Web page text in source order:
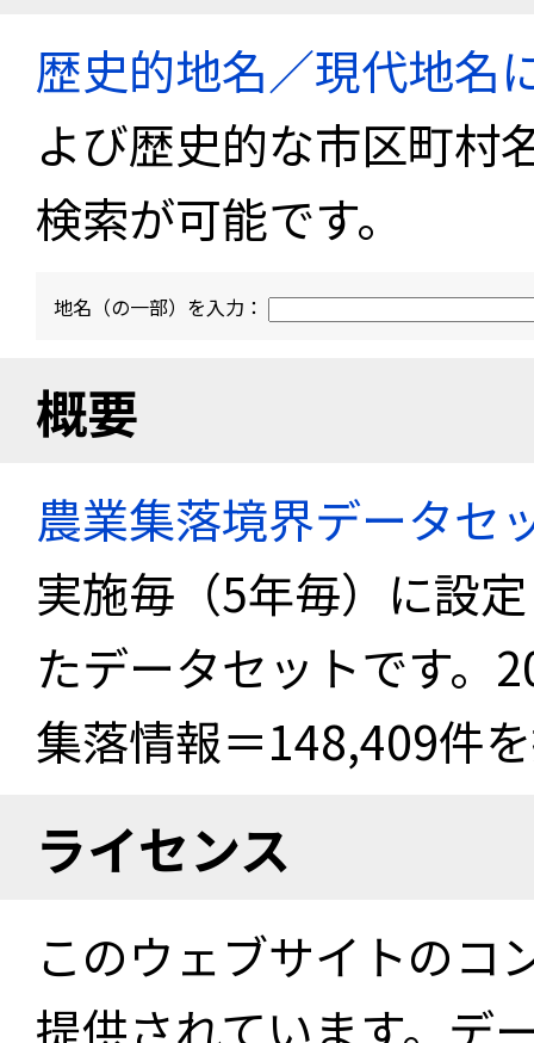
歴史的地名／現代地名
よび歴史的な市区町村
検索が可能です。
地名（の一部）を入力：
概要
農業集落境界データセ
実施毎（5年毎）に設
たデータセットです。
集落情報＝148,409件
ライセンス
このウェブサイトのコ
提供されています。デ